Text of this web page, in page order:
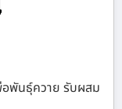
พันธุ์ควาย รับผสม